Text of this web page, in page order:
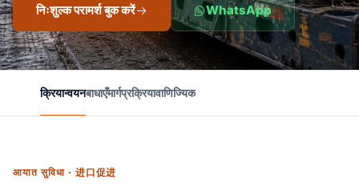
निःशुल्क परामर्श बुक करें WhatsApp
क्रियान्वयनबाधाएँमार्गप्रक्रियावाणिज्यिक
आयात सुविधा · 进口促进